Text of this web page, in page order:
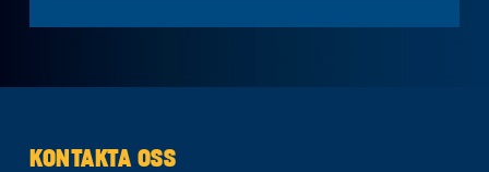
KONTAKTA OSS